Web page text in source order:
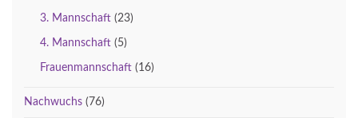
3. Mannschaft (23)
4. Mannschaft (5)
Frauenmannschaft (16)
Nachwuchs (76)